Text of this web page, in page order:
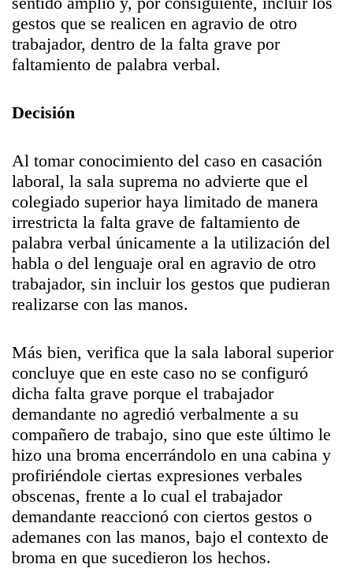
gestos que se realicen en agravio de otro
trabajador, dentro de la falta grave por
faltamiento de palabra verbal.
Decisión
Al tomar conocimiento del caso en casación
laboral, la sala suprema no advierte que el
colegiado superior haya limitado de manera
irrestricta la falta grave de faltamiento de
palabra verbal únicamente a la utilización del
habla o del lenguaje oral en agravio de otro
trabajador, sin incluir los gestos que pudieran
realizarse con las manos.
Más bien, verifica que la sala laboral superior
concluye que en este caso no se configuró
dicha falta grave porque el trabajador
demandante no agredió verbalmente a su
compañero de trabajo, sino que este último le
hizo una broma encerrándolo en una cabina y
profiriéndole ciertas expresiones verbales
obscenas, frente a lo cual el trabajador
demandante reaccionó con ciertos gestos o
ademanes con las manos, bajo el contexto de
broma en que sucedieron los hechos.